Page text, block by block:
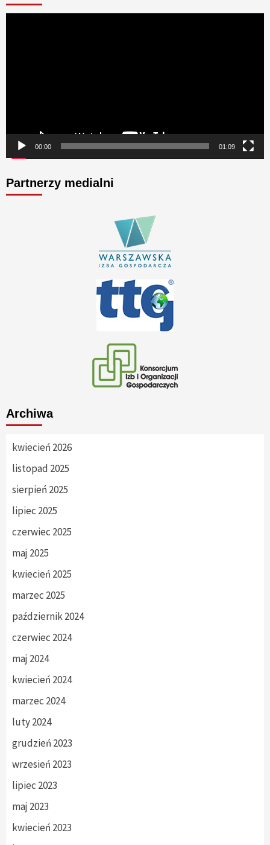
00:00 01:09
Partnerzy medialni
Archiwa
kwiecień 2026
listopad 2025
sierpień 2025
lipiec 2025
czerwiec 2025
maj 2025
kwiecień 2025
marzec 2025
październik 2024
czerwiec 2024
maj 2024
kwiecień 2024
marzec 2024
luty 2024
grudzień 2023
wrzesień 2023
lipiec 2023
maj 2023
kwiecień 2023